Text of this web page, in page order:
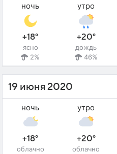
ночь
+18°
ясно
2%
утро
+20°
дождь
46%
19 июня 2020
ночь
+18°
облачно
утро
+20°
облачно